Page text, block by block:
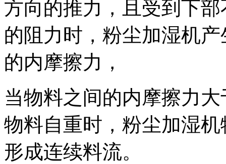
方向的推力，且受到下
的阻力时，粉尘加湿机
的内摩擦力，
当物料之间的内摩擦力
物料自重时，粉尘加湿
形成连续料流。